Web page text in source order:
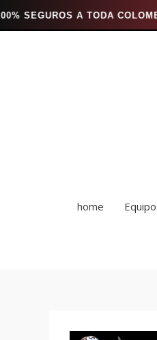
A TODA COLOMBIA *** --- ***
home